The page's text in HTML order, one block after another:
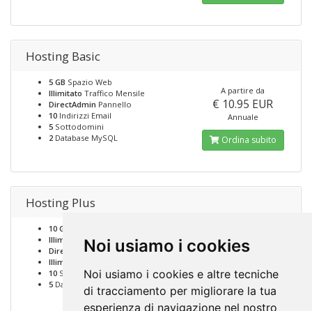
Noi usiamo i cookies
Noi usiamo i cookies e altre tecniche
di tracciamento per migliorare la tua
esperienza di navigazione nel nostro
Hosting Basic
5 GB Spazio Web
Illimitato Traffico Mensile
DirectAdmin Pannello
10 Indirizzi Email
5 Sottodomini
2 Database MySQL
A partire da
€ 10.95 EUR
Annuale
Ordina subito
Hosting Plus
10 GB
Illimitato
Traffico Mensile
DirectAdmin Pannello
Illimitati
10 Sottodomini
5 Database MySQL
A partire da
€ 18.65 EUR
Ordina subito